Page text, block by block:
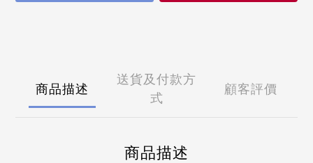
商品描述
送貨及付款方
式
顧客評價
商品描述